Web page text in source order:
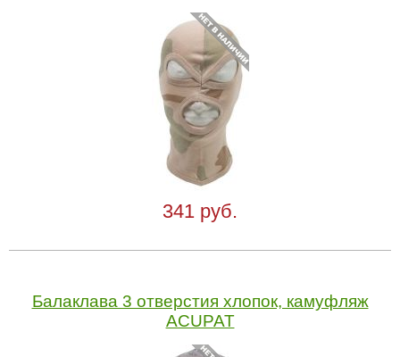
341 руб.
Балаклава 3 отверстия хлопок, камуфляж
ACUPAT